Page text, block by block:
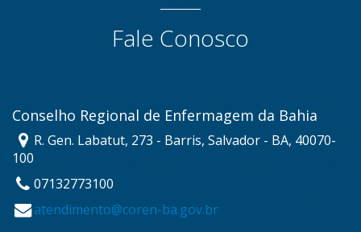
Fale Conosco
Conselho Regional de Enfermagem da Bahia
R. Gen. Labatut, 273 - Barris, Salvador - BA, 40070-
100
07132773100
atendimento@coren-ba.gov.br